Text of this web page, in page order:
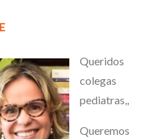
Queridos
colegas
pediatras,,
Queremos